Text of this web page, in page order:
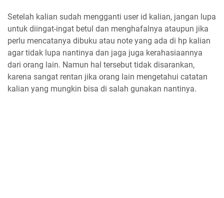
Setelah kalian sudah mengganti user id kalian, jangan lupa
untuk diingat-ingat betul dan menghafalnya ataupun jika
perlu mencatanya dibuku atau note yang ada di hp kalian
agar tidak lupa nantinya dan jaga juga kerahasiaannya
dari orang lain. Namun hal tersebut tidak disarankan,
karena sangat rentan jika orang lain mengetahui catatan
kalian yang mungkin bisa di salah gunakan nantinya.